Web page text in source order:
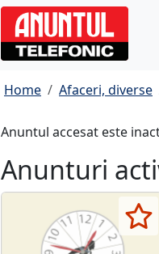
Home Afaceri, diverse
Anuntul accesat este
Anunturi